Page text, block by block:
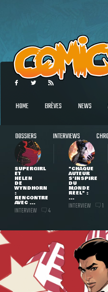
HOME BRÈVES NEWS
DOSSIERS INTERVIEWS
SUPERGIRL
ET
HELEN
DE
WYNDHORN
:
RENCONTRE
AVEC ...
INTERVIEW 4
"CHAQUE
AUTEUR
S'INSPIRE
DU
MONDE
RÉEL" :
...
INTERVIEW 1